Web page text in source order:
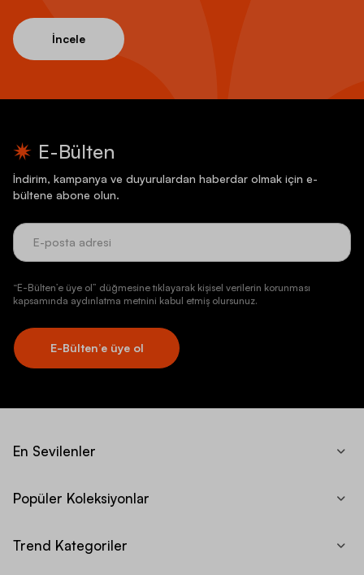
İncele
E-Bülten
İndirim, kampanya ve duyurulardan haberdar olmak için e-
bültene abone olun.
“E-Bülten’e üye ol” düğmesine tıklayarak kişisel verilerin korunması
kapsamında aydınlatma metnini kabul etmiş olursunuz.
E-Bülten’e üye ol
En Sevilenler
Popüler Koleksiyonlar
Trend Kategoriler